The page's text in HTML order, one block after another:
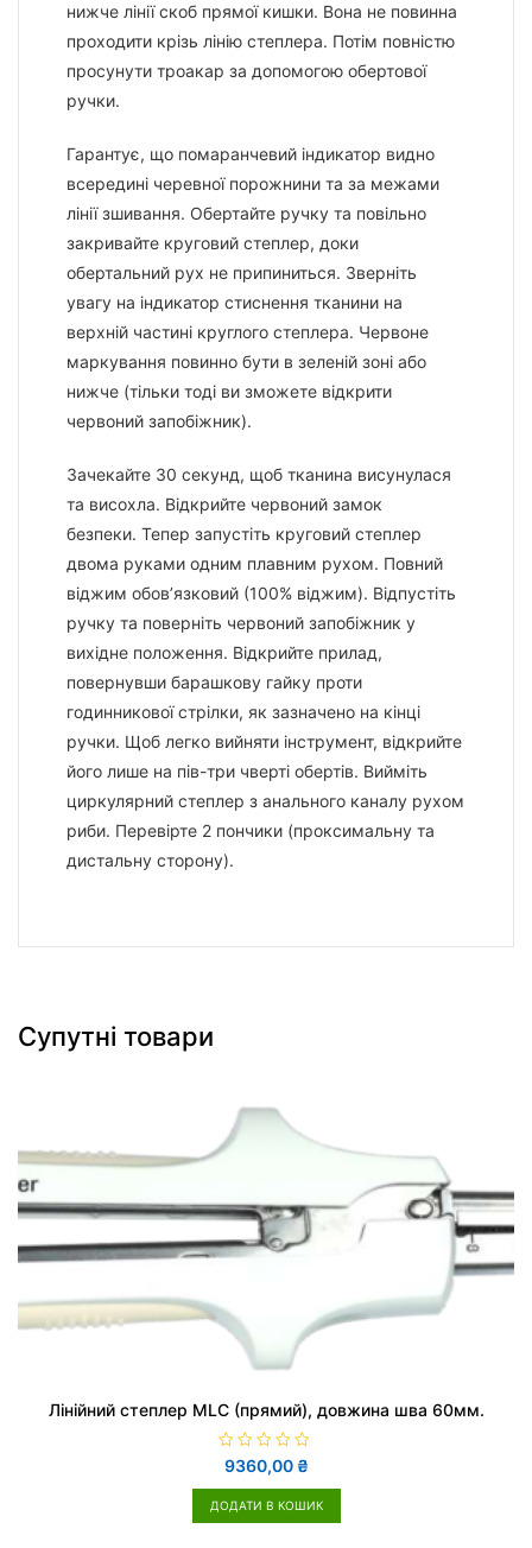
нижче лінії скоб прямої кишки. Вона не повинна
проходити крізь лінію степлера. Потім повністю
просунути троакар за допомогою обертової
ручки.
Гарантує, що помаранчевий індикатор видно
всередині черевної порожнини та за межами
лінії зшивання. Обертайте ручку та повільно
закривайте круговий степлер, доки
обертальний рух не припиниться. Зверніть
увагу на індикатор стиснення тканини на
верхній частині круглого степлера. Червоне
маркування повинно бути в зеленій зоні або
нижче (тільки тоді ви зможете відкрити
червоний запобіжник).
Зачекайте 30 секунд, щоб тканина висунулася
та висохла. Відкрийте червоний замок
безпеки. Тепер запустіть круговий степлер
двома руками одним плавним рухом. Повний
віджим обов’язковий (100% віджим). Відпустіть
ручку та поверніть червоний запобіжник у
вихідне положення. Відкрийте прилад,
повернувши барашкову гайку проти
годинникової стрілки, як зазначено на кінці
ручки. Щоб легко вийняти інструмент, відкрийте
його лише на пів-три чверті обертів. Вийміть
циркулярний степлер з анального каналу рухом
риби. Перевірте 2 пончики (проксимальну та
дистальну сторону).
Супутні товари
Лінійний степлер MLC (прямий), довжина шва 60мм.
О
і
н
9360,00 ₴
ДОДАТИ В КОШИК